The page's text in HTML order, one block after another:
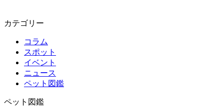
カテゴリー
コラム
スポット
イベント
ニュース
ペット図鑑
ペット図鑑